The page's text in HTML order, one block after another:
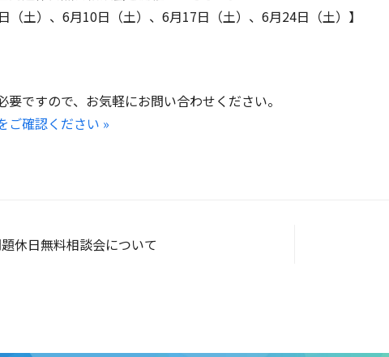
（土）、6月10日（土）、6月17日（土）、6月24日（土）】
要ですので、お気軽にお問い合わせください。
ご確認ください »
休日無料相談会について